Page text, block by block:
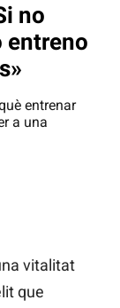
no
entreno
entrenar
a una
vitalitat
que